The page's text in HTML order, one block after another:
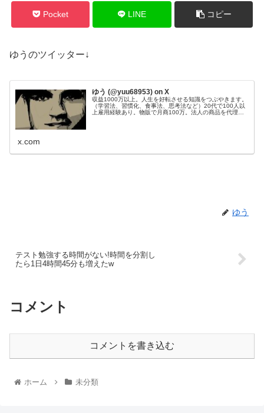
Pocket LINE コピー
ゆうのツイッター↓
ゆう (@yuu68953) on X
収益1000万以上。人生を好転させる知識をつぶやきます。
（学習法、習慣化、食事法、思考法など）20代で100人以
上雇用経験あり。物販で月商100万。法人の商品を代理販
x.com
ゆう
テスト勉強する時間がない!時間を分割し
たら1日4時間45分も増えたw
コメント
コメントを書き込む
ホーム 未分類